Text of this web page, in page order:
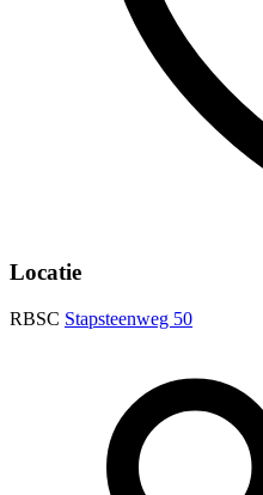
Locatie
RBSC Stapsteenweg 50